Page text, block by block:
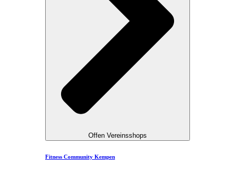
Offen Vereinsshops
Fitness Community Kempen